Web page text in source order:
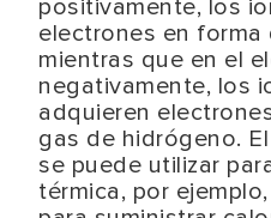
positivamente, los
electrones en forma
mientras que en el
negativamente, los
adquieren
gas de hidrógeno.
se puede utilizar
térmica, por